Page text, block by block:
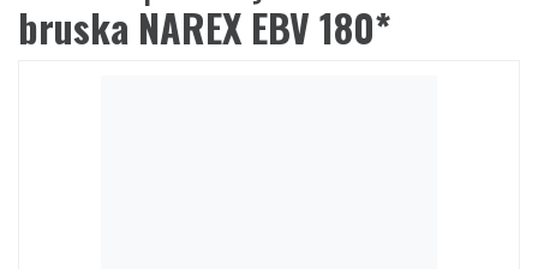
bruska NAREX EBV 180*